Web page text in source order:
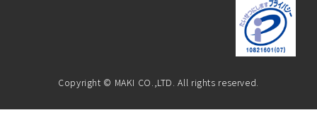
Copyright © MAKI CO.,LTD. All rights reserved.